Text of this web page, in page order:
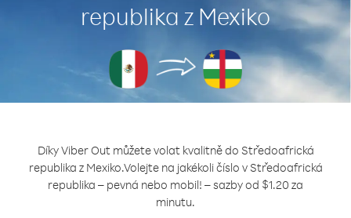
republika z Mexiko
Díky Viber Out můžete volat kvalitně do Středoafrická
republika z Mexiko.Volejte na jakékoli číslo v Středoafrická
republika – pevná nebo mobil! – sazby od $1.20 za
minutu.